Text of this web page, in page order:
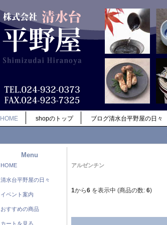
HOME shopのトップ ブログ清水台平野屋の日々
Menu
HOME
清水台平野屋の日々
イベント案内
おすすめの商品
カートを見る
アルゼンチン
1から6 を表示中 (商品の数: 6)